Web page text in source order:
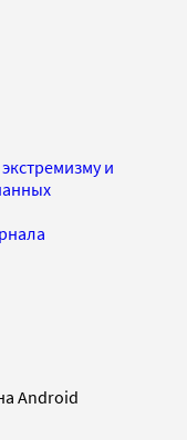
и
Android